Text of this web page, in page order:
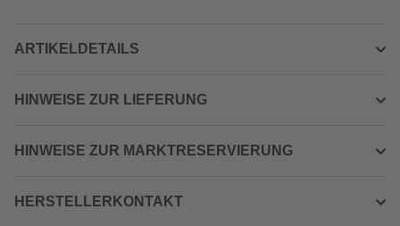
ARTIKELDETAILS
HINWEISE ZUR LIEFERUNG
HINWEISE ZUR MARKTRESERVIERUNG
HERSTELLERKONTAKT